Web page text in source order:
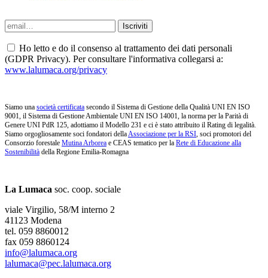
Ho letto e do il consenso al trattamento dei dati personali
(GDPR Privacy). Per consultare l'informativa collegarsi a:
www.lalumaca.org/privacy
Siamo una società certificata secondo il Sistema di Gestione della Qualità UNI EN ISO
9001, il Sistema di Gestione Ambientale UNI EN ISO 14001, la norma per la Parità di
Genere UNI PdR 125, adottiamo il Modello 231 e ci è stato attribuito il Rating di legalità.
Siamo orgogliosamente soci fondatori dellaAssociazione per la RSI, soci promotori del
Consorzio forestale Mutina Arborea e CEAS tematico per la Rete di Educazione alla
Sostenibilità della Regione Emilia-Romagna
La Lumaca soc. coop. sociale
viale Virgilio, 58/M interno 2
41123 Modena
tel. 059 8860012
fax 059 8860124
info@lalumaca.org
lalumaca@pec.lalumaca.org